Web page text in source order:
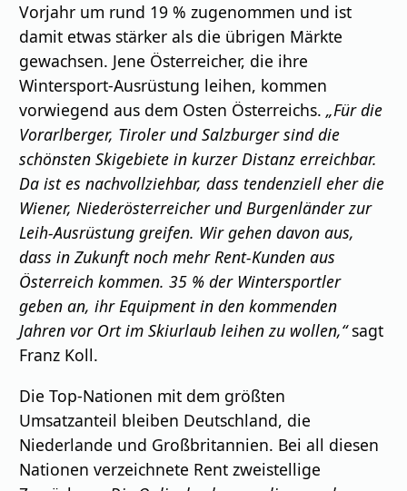
Vorjahr um rund 19 % zugenommen und ist
damit etwas stärker als die übrigen Märkte
gewachsen. Jene Österreicher, die ihre
Wintersport-Ausrüstung leihen, kommen
vorwiegend aus dem Osten Österreichs.„Für die
Vorarlberger, Tiroler und Salzburger sind die
schönsten Skigebiete in kurzer Distanz erreichbar.
Da ist es nachvollziehbar, dass tendenziell eher die
Wiener, Niederösterreicher und Burgenländer zur
Leih-Ausrüstung greifen. Wir gehen davon aus,
dass in Zukunft noch mehr Rent-Kunden aus
Österreich kommen. 35 % der Wintersportler
geben an, ihr Equipment in den kommenden
Jahren vor Ort im Skiurlaub leihen zu wollen,“sagt
Franz Koll.
Die Top-Nationen mit dem größten
Umsatzanteil bleiben Deutschland, die
Niederlande und Großbritannien. Bei all diesen
Nationen verzeichnete Rent zweistellige